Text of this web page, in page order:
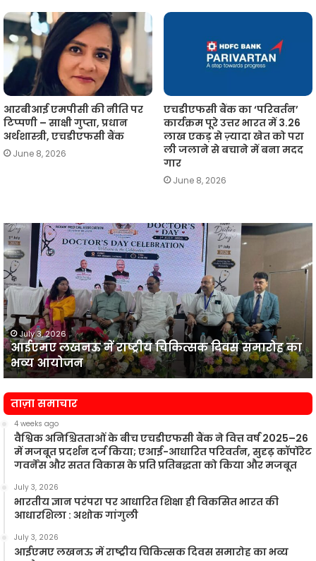
आरबीआई एमपीसी की नीति पर
टिप्पणी – साक्षी गुप्ता, प्रधान
अर्थशास्त्री, एचडीएफसी बैंक
June 8, 2026
एचडीएफसी बैंक का ‘परिवर्तन’
कार्यक्रम पूरे उत्तर भारत में 3.26
लाख एकड़ से ज़्यादा खेत को परा
ली जलाने से बचाने में बना मदद
गार
June 8, 2026
आईएमए
लखनऊ
में
राष्ट्रीय
चिकित्सक
दिवस
समारोह
का
भव्य
आयोजन
July 3, 2026
आईएमए लखनऊ में राष्ट्रीय चिकित्सक दिवस समारोह का
भव्य आयोजन
ताज़ा समाचार
4 weeks ago
वैश्विक अनिश्चितताओं के बीच एचडीएफसी बैंक ने वित्त वर्ष 2025–26
में मजबूत प्रदर्शन दर्ज किया; एआई-आधारित परिवर्तन, सुदृढ़ कॉर्पोरेट
गवर्नेंस और सतत विकास के प्रति प्रतिबद्धता को किया और मजबूत
July 3, 2026
भारतीय ज्ञान परंपरा पर आधारित शिक्षा ही विकसित भारत की
आधारशिला : अशोक गांगुली
July 3, 2026
आईएमए लखनऊ में राष्ट्रीय चिकित्सक दिवस समारोह का भव्य